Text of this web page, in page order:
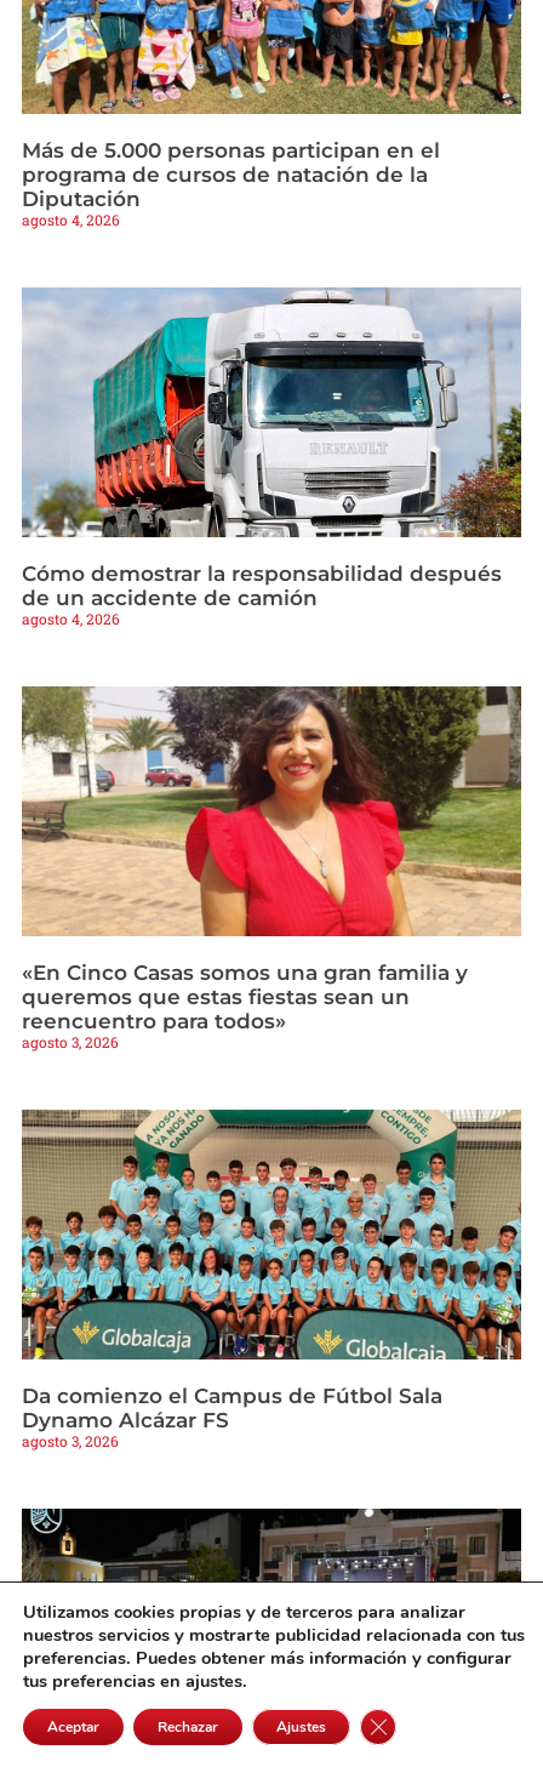
Más de 5.000 personas participan en el
programa de cursos de natación de la
Diputación
agosto 4, 2026
Cómo demostrar la responsabilidad después
de un accidente de camión
agosto 4, 2026
«En Cinco Casas somos una gran familia y
queremos que estas fiestas sean un
reencuentro para todos»
agosto 3, 2026
Da comienzo el Campus de Fútbol Sala
Dynamo Alcázar FS
agosto 3, 2026
Utilizamos cookies propias y de terceros para analizar
nuestros servicios y mostrarte publicidad relacionada con tus
preferencias. Puedes obtener más información y configurar
tus preferencias en ajustes.
Aceptar Rechazar Ajustes Cerrar el banner de